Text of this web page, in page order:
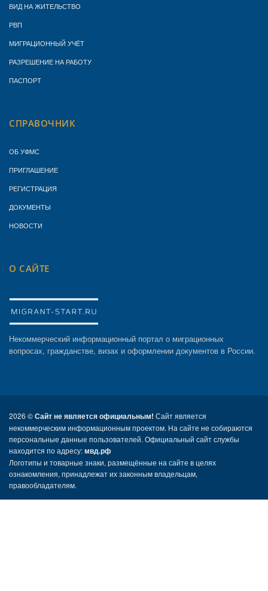
ВИД НА ЖИТЕЛЬСТВО
РВП
МИГРАЦИОННЫЙ УЧЁТ
РАЗРЕШЕНИЕ НА РАБОТУ
ПАСПОРТ
СПРАВОЧНИК
ОБ УФМС
ПРИГЛАШЕНИЕ
РЕГИСТРАЦИЯ
ДОКУМЕНТЫ
НОВОСТИ
О САЙТЕ
Некоммерческий информационный портал о миграционных
вопросах, гражданстве, визах и оформлении документов в России.
2026 ©Сайт не является официальным! Сайт является
некоммерческим информационным проектом. На сайте не собираются
персональные данные пользователей. Официальный сайт службы
находится по адресу:мвд.рф
Логотипы и товарные знаки, размещённые на сайте в целях
ознакомления, принадлежат их законным владельцам,
правообладателям.